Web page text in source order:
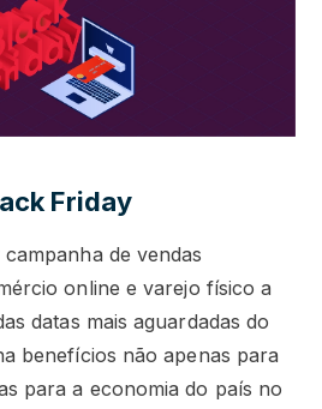
Friday
de vendas
online e varejo físico a
datas mais aguardadas do
benefícios não apenas para
para a economia do país no